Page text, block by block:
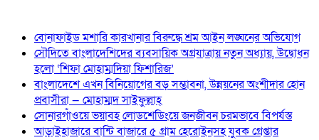
বোনাফাইড মশারি কারখানার বিরুদ্ধে শ্রম আইন লঙ্ঘনের অভিযোগ
সৌদিতে বাংলাদেশিদের ব্যবসায়িক অগ্রযাত্রায় নতুন অধ্যায়, উদ্বোধন
হলো ‘শিফা মোহাম্মদিয়া ফিশারিজ’
বাংলাদেশে এখন বিনিয়োগের বড় সম্ভাবনা, উন্নয়নের অংশীদার হোন
প্রবাসীরা — মোহাম্মদ সাইফুল্লাহ্
সোনারগাঁওয়ে ভয়াবহ লোডশেডিংয়ে জনজীবন চরমভাবে বিপর্যস্ত
আড়াইহাজারে বান্টি বাজারে ৫ গ্রাম হেরোইনসহ যুবক গ্রেপ্তার